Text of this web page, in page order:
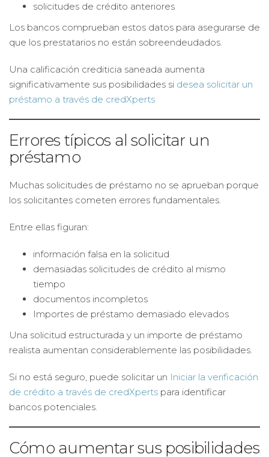
solicitudes de crédito anteriores
Los bancos comprueban estos datos para asegurarse de
que los prestatarios no están sobreendeudados.
Una calificación crediticia saneada aumenta
significativamente sus posibilidades si desea solicitar un
préstamo a través de credXperts
Errores típicos al solicitar un
préstamo
Muchas solicitudes de préstamo no se aprueban porque
los solicitantes cometen errores fundamentales.
Entre ellas figuran:
información falsa en la solicitud
demasiadas solicitudes de crédito al mismo
tiempo
documentos incompletos
Importes de préstamo demasiado elevados
Una solicitud estructurada y un importe de préstamo
realista aumentan considerablemente las posibilidades.
Si no está seguro, puede solicitar un Iniciar la verificación
de crédito a través de credXperts para identificar
bancos potenciales.
Cómo aumentar sus posibilidades